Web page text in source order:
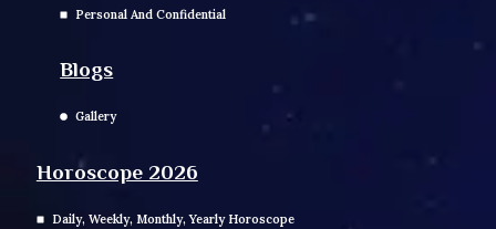
Personal And Confidential
Blogs
Gallery
Horoscope 2026
Daily, Weekly, Monthly, Yearly Horoscope